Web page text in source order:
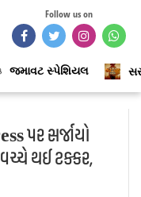
Follow us on
જમાવટ સ્પેશિયલ
પર સર્જાયો
થઈ ટક્કર,